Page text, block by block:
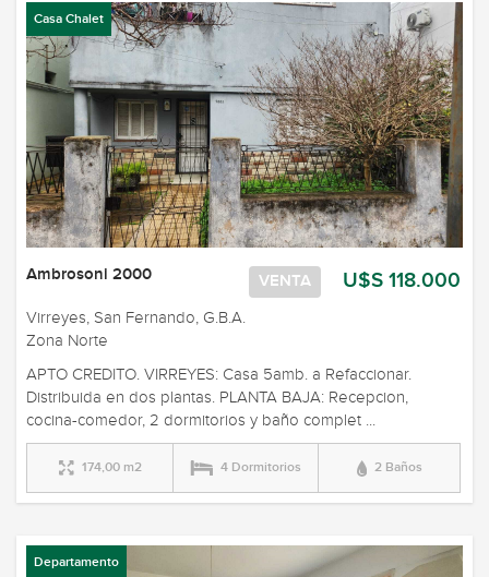
Casa Chalet
U$S 118.000
VENTA
Ambrosoni 2000
Virreyes, San Fernando, G.B.A.
Zona Norte
APTO CREDITO. VIRREYES: Casa 5amb. a Refaccionar.
Distribuida en dos plantas. PLANTA BAJA: Recepcion,
cocina-comedor, 2 dormitorios y baño complet ...
174,00 m2 4 Dormitorios 2 Baños
Departamento